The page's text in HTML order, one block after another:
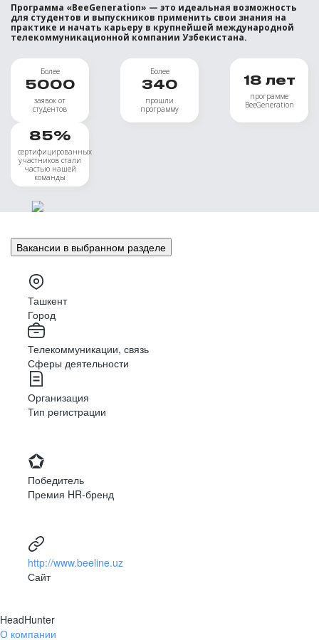
Программа «BeeGeneration» — это идеальная возможность
для студентов и выпускников применить свои знания на
практике и начать карьеру в крупнейшей международной
телекоммуникационной компании Узбекистана.
Более
5000
заявок от
студентов
Более
340
прошли
программу
18 лет
программе
BeeGeneration
85%
сертифицированных
участников стали
частью нашей
команды
Вакансии в выбранном разделе
Ташкент
Город
Телекоммуникации, связь
Сферы деятельности
Организация
Тип регистрации
Победитель
Премия HR-бренд
http://www.beeline.uz
Сайт
HeadHunter
О компании